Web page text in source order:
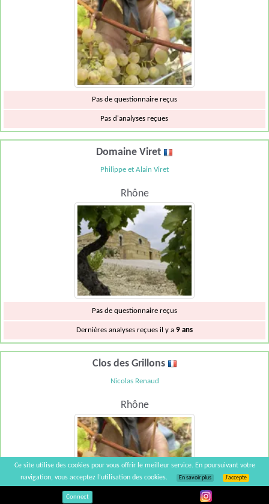
Pas de questionnaire reçus
Pas d'analyses reçues
Domaine Viret
Philippe et Alain Viret
Rhône
Pas de questionnaire reçus
Dernières analyses reçues il y a 9 ans
Clos des Grillons
Nicolas Renaud
Rhône
Connect
Ce site utilise des cookies pour vous offrir le meilleur service. En poursuivant votre
navigation, vous acceptez l’utilisation des cookies.
En savoir plus J’accepte